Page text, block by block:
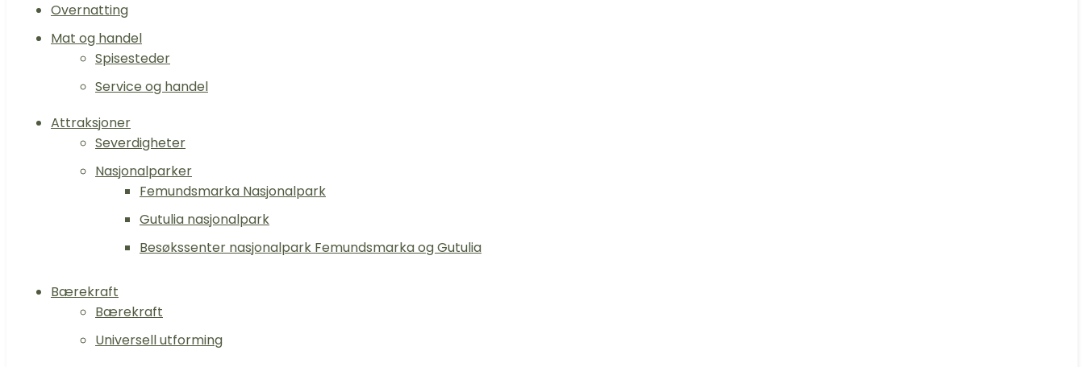
Overnatting
Mat og handel
Spisesteder
Service og handel
Attraksjoner
Severdigheter
Nasjonalparker
Femundsmarka Nasjonalpark
Gutulia nasjonalpark
Besøkssenter nasjonalpark Femundsmarka og Gutulia
Bærekraft
Bærekraft
Universell utforming